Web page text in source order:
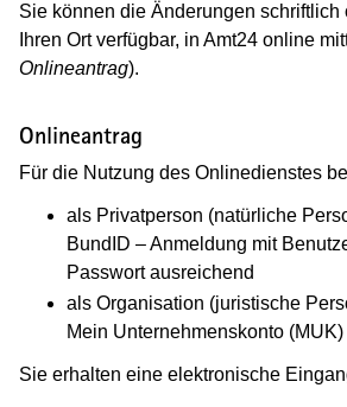
Sie können die Änderungen schriftlich
Ihren Ort verfügbar, in Amt24 online
Onlineantrag).
Onlineantrag
Für die Nutzung des Onlinedienstes
als Privatperson (natürliche
BundID – Anmeldung mit
Passwort ausreichend
als Organisation (juristische
Mein Unternehmenskonto (MUK)
Sie erhalten eine elektronische